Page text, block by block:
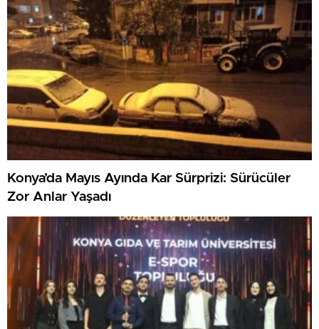
Konya’da Mayıs Ayında Kar Sürprizi: Sürücüler
Zor Anlar Yaşadı